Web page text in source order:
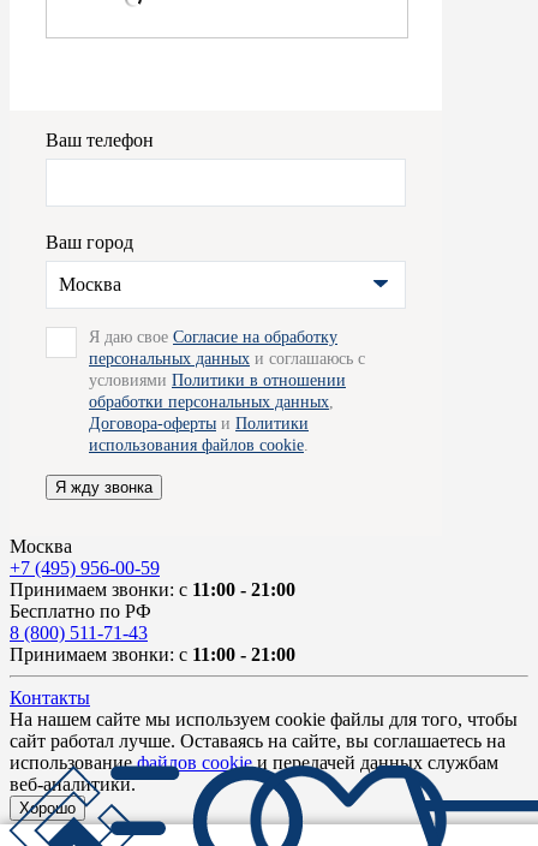
Ваш телефон
Ваш город
Москва
Я даю свое Согласие на обработку
персональных данных и соглашаюсь с
условиями Политики в отношении
обработки персональных данных
Договора-оферты и Политики
использования файлов cookie
Я жду звонка
Москва
+7 (495) 956-00-59
Принимаем звонки: с 11:00 - 21:00
Бесплатно по РФ
8 (800) 511-71-43
Принимаем звонки: с 11:00 - 21:00
Контакты
На нашем сайте мы используем cookie файлы для того, чтобы
сайт работал лучше. Оставаясь на сайте, вы соглашаетесь на
использованиефайлов cookieи передачей данных службам
веб-аналитики.
Хорошо